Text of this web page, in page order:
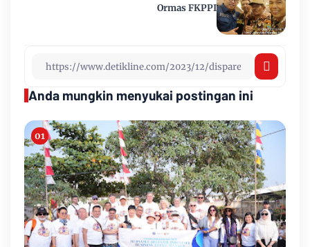
Ormas FKPPI
Anda mungkin menyukai postingan ini